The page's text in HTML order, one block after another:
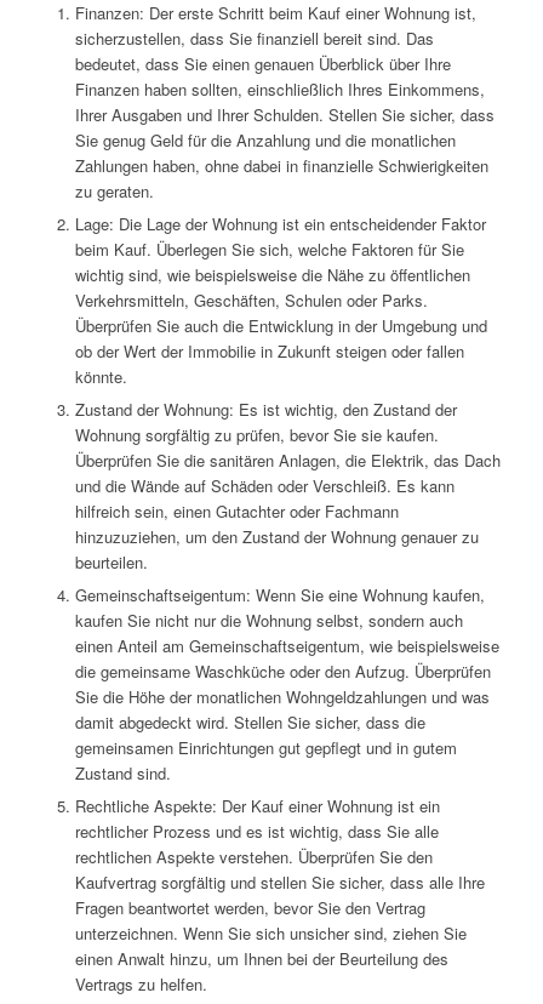
Finanzen: Der erste Schritt beim Kauf einer Wohnung ist,
sicherzustellen, dass Sie finanziell bereit sind. Das
bedeutet, dass Sie einen genauen Überblick über Ihre
Finanzen haben sollten, einschließlich Ihres Einkommens,
Ihrer Ausgaben und Ihrer Schulden. Stellen Sie sicher, dass
Sie genug Geld für die Anzahlung und die monatlichen
Zahlungen haben, ohne dabei in finanzielle Schwierigkeiten
zu geraten.
Lage: Die Lage der Wohnung ist ein entscheidender Faktor
beim Kauf. Überlegen Sie sich, welche Faktoren für Sie
wichtig sind, wie beispielsweise die Nähe zu öffentlichen
Verkehrsmitteln, Geschäften, Schulen oder Parks.
Überprüfen Sie auch die Entwicklung in der Umgebung und
ob der Wert der Immobilie in Zukunft steigen oder fallen
könnte.
Zustand der Wohnung: Es ist wichtig, den Zustand der
Wohnung sorgfältig zu prüfen, bevor Sie sie kaufen.
Überprüfen Sie die sanitären Anlagen, die Elektrik, das Dach
und die Wände auf Schäden oder Verschleiß. Es kann
hilfreich sein, einen Gutachter oder Fachmann
hinzuzuziehen, um den Zustand der Wohnung genauer zu
beurteilen.
Gemeinschaftseigentum: Wenn Sie eine Wohnung kaufen,
kaufen Sie nicht nur die Wohnung selbst, sondern auch
einen Anteil am Gemeinschaftseigentum, wie beispielsweise
die gemeinsame Waschküche oder den Aufzug. Überprüfen
Sie die Höhe der monatlichen Wohngeldzahlungen und was
damit abgedeckt wird. Stellen Sie sicher, dass die
gemeinsamen Einrichtungen gut gepflegt und in gutem
Zustand sind.
Rechtliche Aspekte: Der Kauf einer Wohnung ist ein
rechtlicher Prozess und es ist wichtig, dass Sie alle
rechtlichen Aspekte verstehen. Überprüfen Sie den
Kaufvertrag sorgfältig und stellen Sie sicher, dass alle Ihre
Fragen beantwortet werden, bevor Sie den Vertrag
unterzeichnen. Wenn Sie sich unsicher sind, ziehen Sie
einen Anwalt hinzu, um Ihnen bei der Beurteilung des
Vertrags zu helfen.